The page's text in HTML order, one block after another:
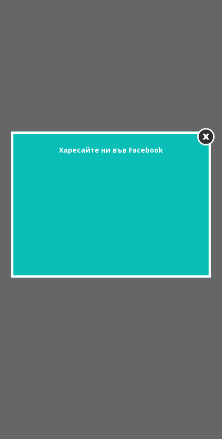
Харесайте ни във Facebook